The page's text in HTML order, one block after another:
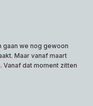
gaan we nog gewoon
Maar vanaf maart
dat moment zitten